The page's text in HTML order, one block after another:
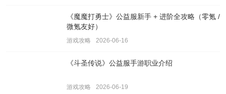
《魔魔打勇士》公益服新手 + 进阶全攻略（零氪 /
微氪友好）
游戏攻略 2026-06-16
《斗圣传说》公益服手游职业介绍
游戏攻略 2026-06-19